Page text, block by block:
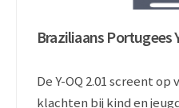
Braziliaans Portugees
De Y-OQ 2.01 screent
klachten bij kind en